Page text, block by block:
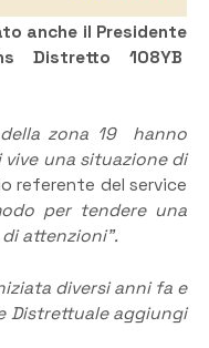
anche il Presidente
Distretto 108YB
zona 19 hanno
una situazione di
referente del service
per tendere una
attenzioni”.
diversi anni fa e
Distrettuale aggiungi